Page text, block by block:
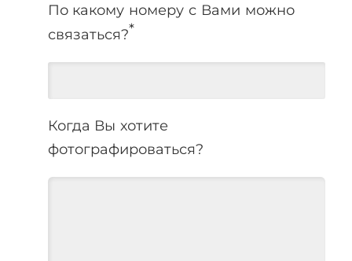
По какому номеру с Вами можно
связаться?*
Когда Вы хотите
фотографироваться?